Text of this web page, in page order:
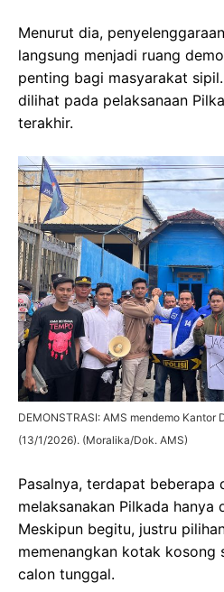
Menurut dia,
langsung menjadi ruang
penting bagi masyarakat
dilihat pada pelaksanaan
terakhir.
DEMONSTRASI: AMS mendemo Kantor
(13/1/2026). (Moralika/Dok. AMS)
Pasalnya, terdapat beberapa
melaksanakan Pilkada hanya
Meskipun begitu, justru
memenangkan kotak kosong
calon tunggal.